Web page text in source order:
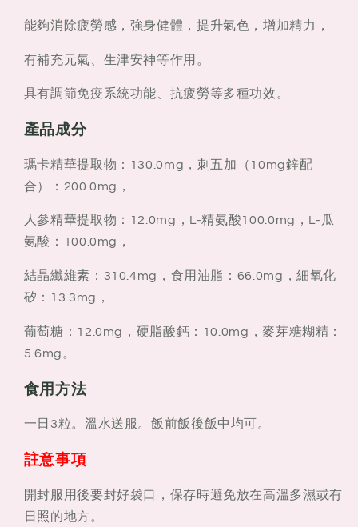
能夠消除疲勞感，強身健體，提升氣色，增加精力，
有補充元氣、生津安神等作用。
具有調節免疫系統功能、抗疲勞等多種功效。
產品成分
瑪卡精華提取物：130.0mg，刺五加（10mg鋅配
合）：200.0mg，
人參精華提取物：12.0mg，L-精氨酸100.0mg，L-瓜
氨酸：100.0mg，
結晶纖維素：310.4mg，食用油脂：66.0mg，細氧化
矽：13.3mg，
葡萄糖：12.0mg，硬脂酸鈣：10.0mg，麥芽糖糊精：
5.6mg。
食用方法
一日3粒。溫水送服。飯前飯後飯中均可。
註意事項
開封服用後要封好袋口，保存時避免放在高溫多濕或有
日照的地方。